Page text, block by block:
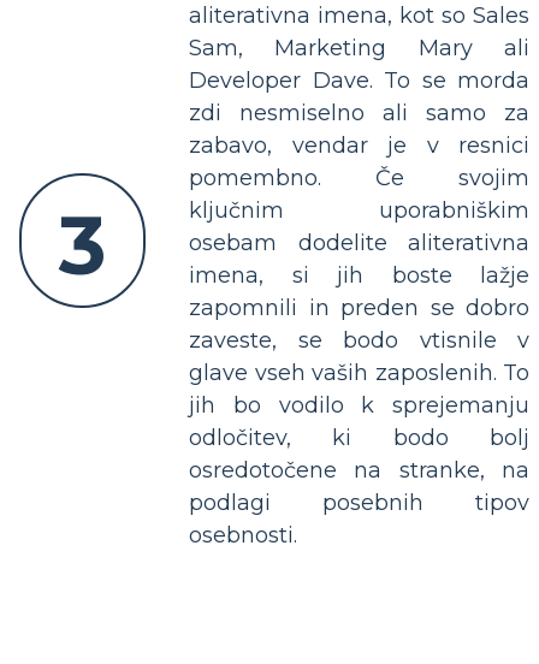
3
aliterativna imena, kot so Sales
Sam, Marketing Mary ali
Developer Dave. To se morda
zdi nesmiselno ali samo za
zabavo, vendar je v resnici
pomembno. Če svojim
ključnim uporabniškim
osebam dodelite aliterativna
imena, si jih boste lažje
zapomnili in preden se dobro
zaveste, se bodo vtisnile v
glave vseh vaših zaposlenih. To
jih bo vodilo k sprejemanju
odločitev, ki bodo bolj
osredotočene na stranke, na
podlagi posebnih tipov
osebnosti.